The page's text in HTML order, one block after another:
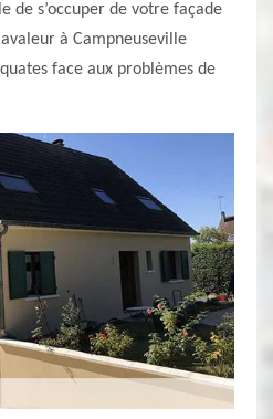
de s’occuper de votre façade
à Campneuseville
face aux problèmes de